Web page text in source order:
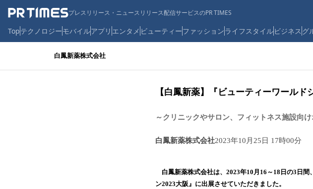
プレスリリース・ニュースリリース配信サービスのPR TIMES
Topテクノロジーモバイルアプリ エンタメ ビューティーファッションライフスタイルビジネス グ
白鳳新薬株式会社
【白鳳新薬】『ビューティーワールド
～クリニックやサロン、フィットネス施設向
白鳳新薬株式会社2023年10月25日 17時00分
白鳳新薬株式会社は、2023年10月16～18日の3日
ン2023大阪』に出展させていただきました。